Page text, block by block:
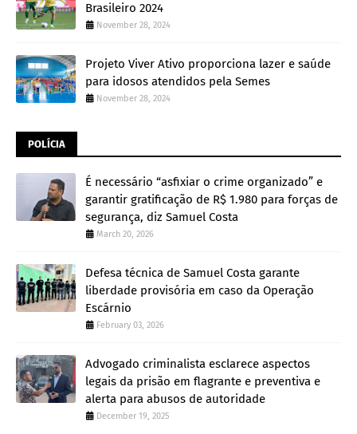
Brasileiro 2024
November 28, 2024
Projeto Viver Ativo proporciona lazer e saúde
para idosos atendidos pela Semes
November 28, 2024
POLÍCIA
É necessário “asfixiar o crime organizado” e
garantir gratificação de R$ 1.980 para forças de
segurança, diz Samuel Costa
March 20, 2026
Defesa técnica de Samuel Costa garante
liberdade provisória em caso da Operação
Escárnio
February 03, 2026
Advogado criminalista esclarece aspectos
legais da prisão em flagrante e preventiva e
alerta para abusos de autoridade
December 19, 2025